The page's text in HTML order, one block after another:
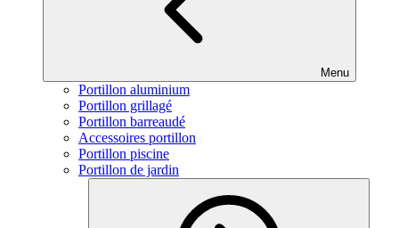
Menu
Portillon aluminium
Portillon grillagé
Portillon barreaudé
Accessoires portillon
Portillon piscine
Portillon de jardin